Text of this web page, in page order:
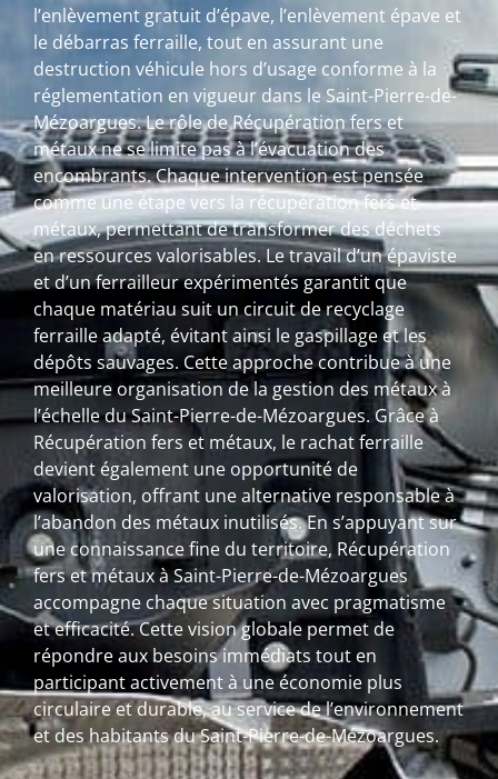
l’enlèvement gratuit d’épave, l’enlèvement épave et
le débarras ferraille, tout en assurant une
destruction véhicule hors d’usage conforme à la
réglementation en vigueur dans le Saint-Pierre-de-
Mézoargues. Le rôle de Récupération fers et
métaux ne se limite pas à l’évacuation des
encombrants. Chaque intervention est pensée
comme une étape vers la récupération fers et
métaux, permettant de transformer des déchets
en ressources valorisables. Le travail d’un épaviste
et d’un ferrailleur expérimentés garantit que
chaque matériau suit un circuit de recyclage
ferraille adapté, évitant ainsi le gaspillage et les
dépôts sauvages. Cette approche contribue à une
meilleure organisation de la gestion des métaux à
l’échelle du Saint-Pierre-de-Mézoargues. Grâce à
Récupération fers et métaux, le rachat ferraille
devient également une opportunité de
valorisation, offrant une alternative responsable à
l’abandon des métaux inutilisés. En s’appuyant sur
une connaissance fine du territoire, Récupération
fers et métaux à Saint-Pierre-de-Mézoargues
accompagne chaque situation avec pragmatisme
et efficacité. Cette vision globale permet de
répondre aux besoins immédiats tout en
participant activement à une économie plus
circulaire et durable, au service de l’environnement
et des habitants du Saint-Pierre-de-Mézoargues.